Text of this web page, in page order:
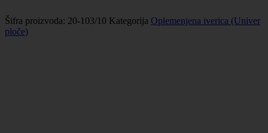
Šifra proizvoda: 20-103/10 Kategorija Oplemenjena iverica (Univer
ploče)